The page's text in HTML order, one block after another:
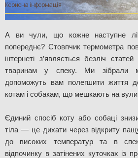
Корисна інформація
А ви чули, що кожне наступне
попереднє? Стовпчик термометра
інтернеті з’являється безліч
тваринам у спеку. Ми зібрали
допоможуть вам полегшити життя
котам і собакам, що мешкають на
Єдиний спосіб коту або собаці
тіла — це дихати через відкриту
до високих температур та в
відпочинку в затінених куточках із